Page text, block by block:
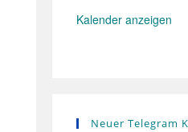
Kalender anzeigen
Neuer Telegram